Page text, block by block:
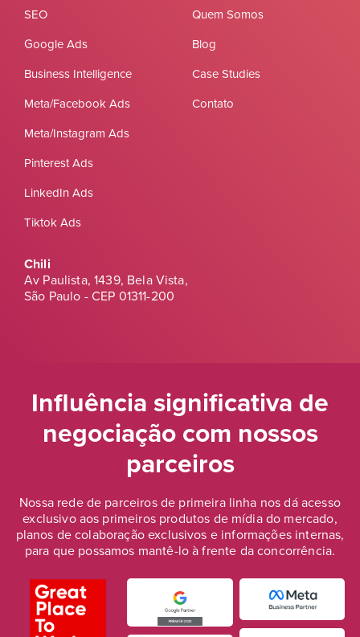
SEO
Google Ads
Business Intelligence
Meta/Facebook Ads
Meta/Instagram Ads
Pinterest Ads
LinkedIn Ads
Tiktok Ads
Quem Somos
Blog
Case Studies
Contato
Chili
Av Paulista, 1439, Bela Vista,
São Paulo - CEP 01311-200
Influência significativa de
negociaçãocom nossos
parceiros
Nossa rede de parceiros de primeira linha nos dá acesso
exclusivo aos primeiros produtos de mídia do mercado,
planos de colaboração exclusivos e informações internas,
para que possamos mantê-lo à frente da concorrência.